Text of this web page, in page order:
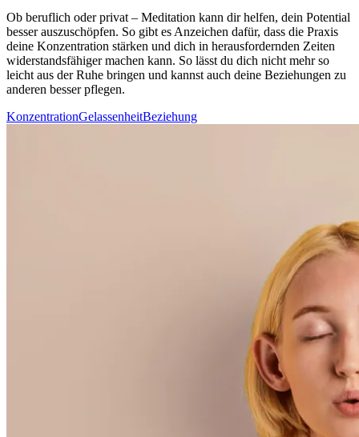
Ob beruf­lich oder privat – Medi­ta­tion kann dir helfen, dein Potential
besser auszuschöpfen. So gibt es Anzeichen dafür, dass die Praxis
deine Konzentration stärken und dich in herausfordernden Zeiten
widerstandsfähiger machen kann. So lässt du dich nicht mehr so
leicht aus der Ruhe brin­gen und kannst auch deine Beziehungen zu
anderen besser pflegen.
KonzentrationGelassenheitBeziehung